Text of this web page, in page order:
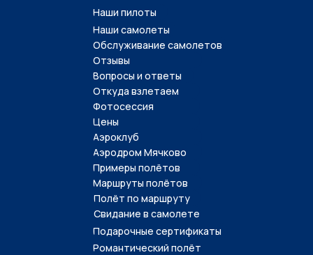
Свидание в самолете
Полёт по маршруту
Подарочные сертификаты
Цены
Маршруты полётов
Примеры полётов
Наши пилоты
Вопросы и ответы
Отзывы
Обслуживание самолетов
Откуда взлетаем
Наши самолеты
Аэроклуб
Романтический полёт
Аэродром Мячково
Фотосессия